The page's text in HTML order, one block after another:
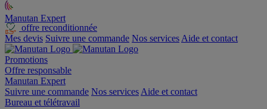
Manutan Expert
offre reconditionnée
Mes devis Suivre une commande Nos services Aide et contact
Promotions
Offre responsable
Manutan Expert
Suivre une commande Nos services Aide et contact
Bureau et télétravail